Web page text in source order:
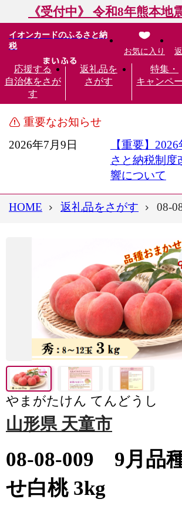
《受付中》 令和8年熊本地
イオンカードのふるさと納
税
応援する
自治体をさが
す
返礼品を
さがす
特集・
キャンペ
お気に入り
重要なお知らせ
2026年7月9日
【重要】
さと納税制度
響について
HOME 返礼品をさがす 08-
やまがたけん てんどうし
山形県 天童市
08-08-009 9月品
せ白桃 3kg